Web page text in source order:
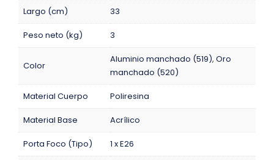
Largo (cm) 33
Peso neto (kg) 3
Color
Aluminio manchado (519), Oro
manchado (520)
Material Cuerpo Poliresina
Material Base Acrílico
Porta Foco (Tipo)
1 x E26